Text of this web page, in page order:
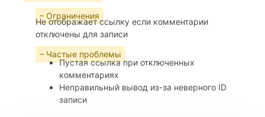
– Ограничения
Не отображает ссылку если комментарии
отключены для записи
– Частые проблемы
Пустая ссылка при отключенных
комментариях
Неправильный вывод из-за неверного ID
записи